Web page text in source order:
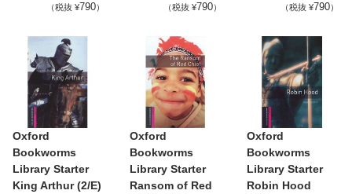
（税抜 ¥790） （税抜 ¥790） （税抜 ¥790）
Oxford
Bookworms
Library Starter
King Arthur (2/E)
Oxford
Bookworms
Library Starter
Ransom of Red
Oxford
Bookworms
Library Starter
Robin Hood